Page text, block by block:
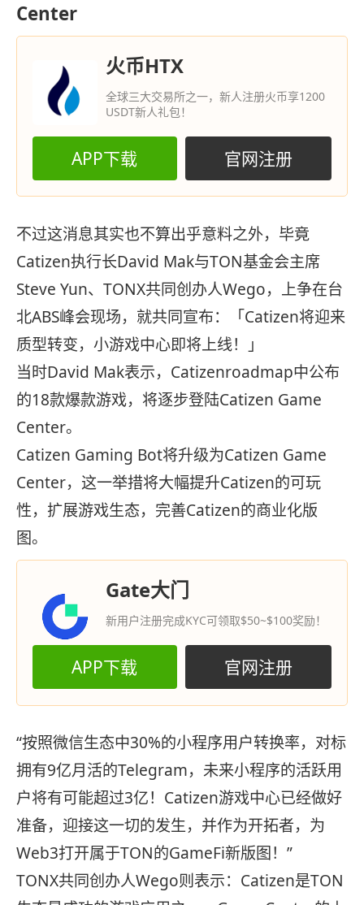
Center
火币HTX
全球三大交易所之一，新人注册火币享1200
USDT新人礼包！
APP下载 官网注册
不过这消息其实也不算出乎意料之外，毕竟
Catizen执行长David Mak与TON基金会主席
Steve Yun、TONX共同创办人Wego，上争在台
北ABS峰会现场，就共同宣布：「Catizen将迎来
质型转变，小游戏中心即将上线！」
当时David Mak表示，Catizenroadmap中公布
的18款爆款游戏，将逐步登陆Catizen Game
Center。
Catizen Gaming Bot将升级为Catizen Game
Center，这一举措将大幅提升Catizen的可玩
性，扩展游戏生态，完善Catizen的商业化版
图。
Gate大门
新用户注册完成KYC可领取$50~$100奖励！
APP下载 官网注册
“按照微信生态中30%的小程序用户转换率，对标
拥有9亿月活的Telegram，未来小程序的活跃用
户将有可能超过3亿！Catizen游戏中心已经做好
准备，迎接这一切的发生，并作为开拓者，为
Web3打开属于TON的GameFi新版图！”
TONX共同创办人Wego则表示：Catizen是TON